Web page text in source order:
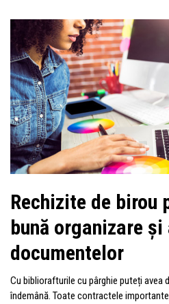
Rechizite de birou
bună organizare
documentelor
Cu bibliorafturile cu pârghie puteți avea
îndemână. Toate contractele